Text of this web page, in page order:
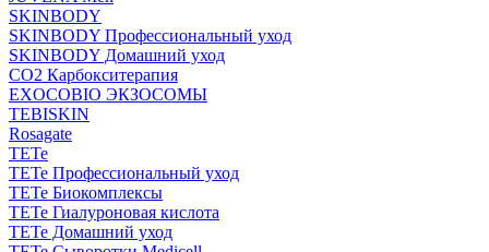
SKINBODY
SKINBODY Профессиональный уход
SKINBODY Домашний уход
CO2 Карбокситерапия
EXOCOBIO ЭКЗОСОМЫ
TEBISKIN
Rosagate
TETe
TETe Профессиональный уход
TETe Биокомплексы
TETe Гиалуроновая кислота
TETe Домашний уход